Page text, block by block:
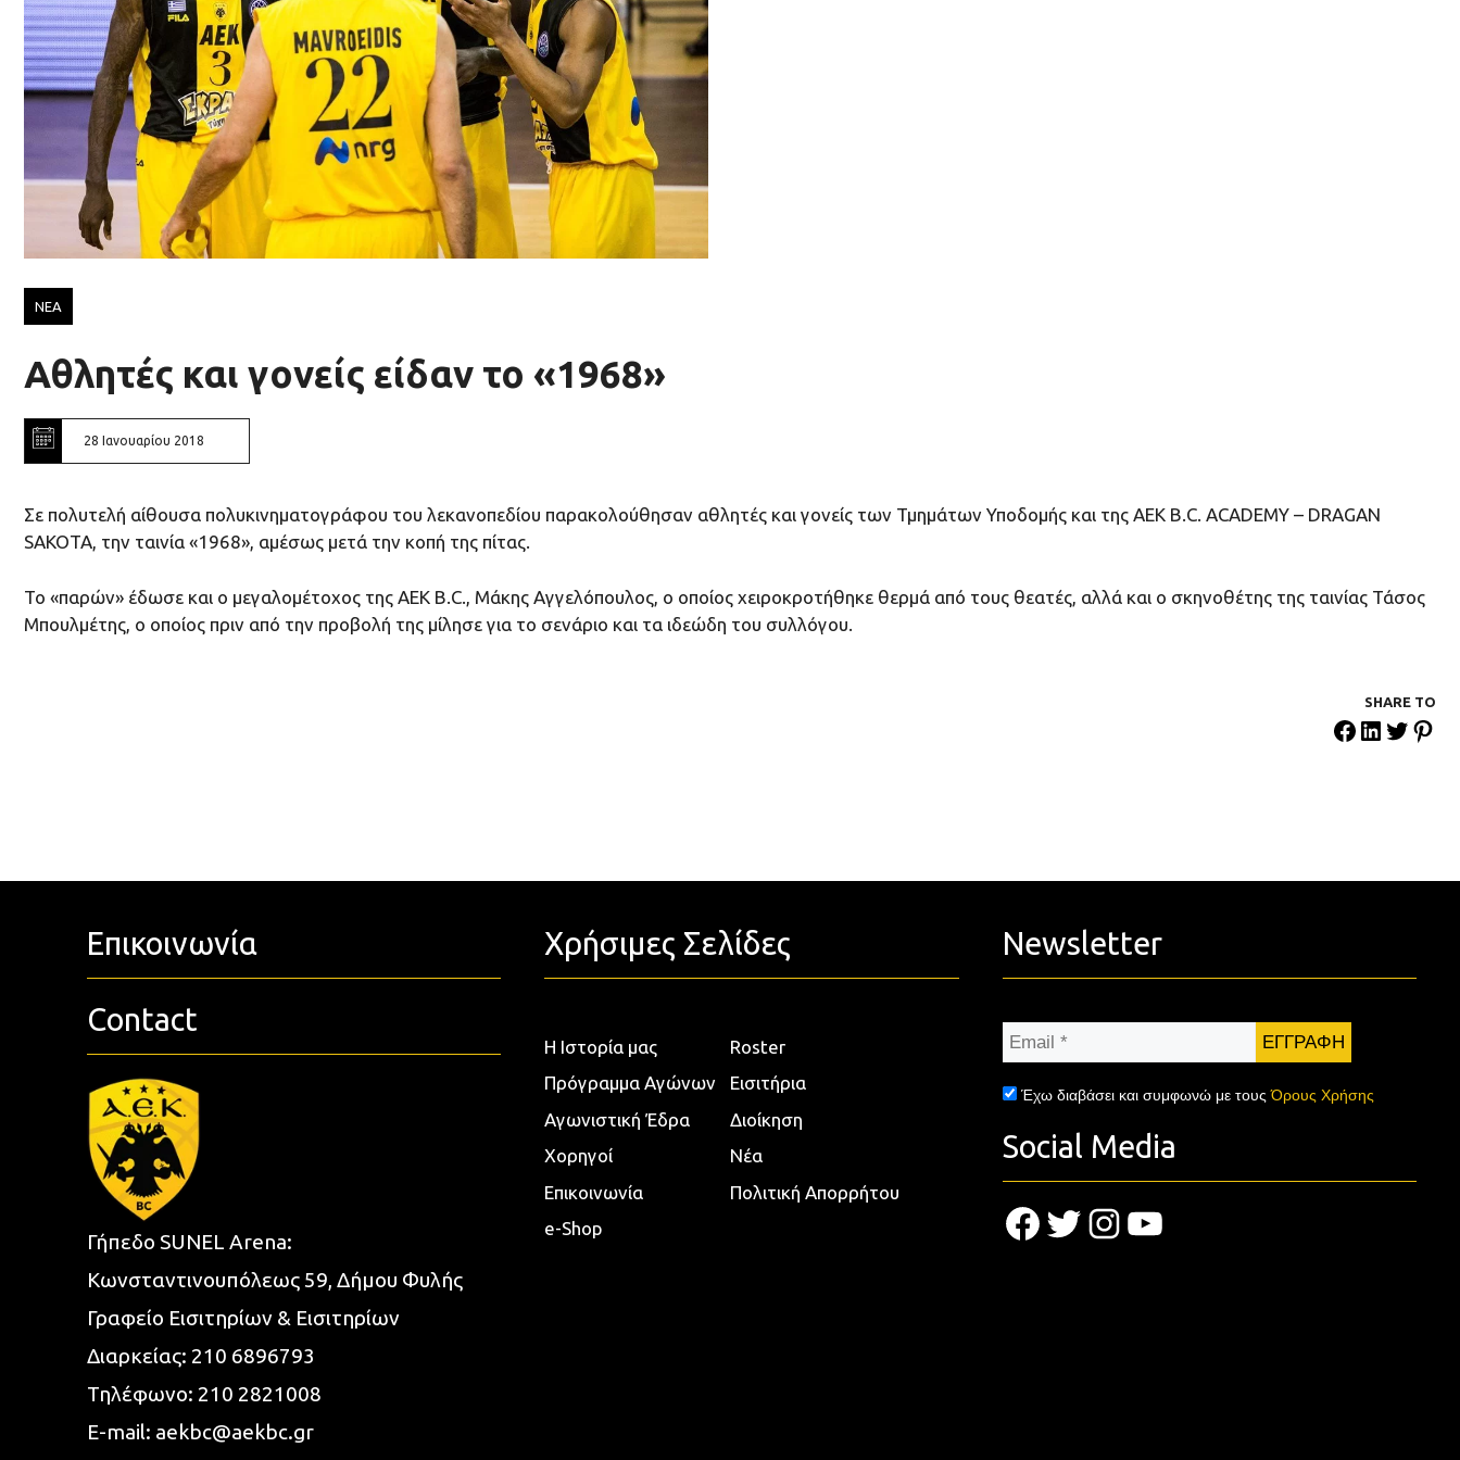
ΝΕΑ
Αθλητές και γονείς είδαν το «1968»
28 Ιανουαρίου 2018
Σε πολυτελή αίθουσα πολυκινηματογράφου του λεκανοπεδίου παρακολούθησαν αθλητές και γονείς των Τμημάτων Υποδομής και της AEK Β.C. ΑCADEMY – DRAGAN
SAKOTA, την ταινία «1968», αμέσως μετά την κοπή της πίτας.
To «παρών» έδωσε και ο μεγαλομέτοχος της ΑΕΚ B.C., Μάκης Αγγελόπουλος, ο οποίος χειροκροτήθηκε θερμά από τους θεατές, αλλά και ο σκηνοθέτης της ταινίας Τάσος
Μπουλμέτης, ο οποίος πριν από την προβολή της μίλησε για το σενάριο και τα ιδεώδη του συλλόγου.
SHARE ΤΟ
Επικοινωνία
Contact
Γήπεδο SUNEL Arena:
Κωνσταντινουπόλεως 59, Δήμου Φυλής
Γραφείο Εισιτηρίων & Εισιτηρίων
Διαρκείας: 210 6896793
Τηλέφωνο: 210 2821008
E-mail: aekbc@aekbc.gr
Χρήσιμες Σελίδες
Η Ιστορία μας
Roster
Πρόγραμμα Αγώνων
Εισιτήρια
Αγωνιστική Έδρα
Διοίκηση
Χορηγοί
Νέα
Επικοινωνία
Πολιτική Απορρήτου
e-Shop
Newsletter
Email
Έχω διαβάσει και συμφωνώ με τουςΌρους Χρήσης
Social Media
Facebook
TwitterInstagram
YouTube